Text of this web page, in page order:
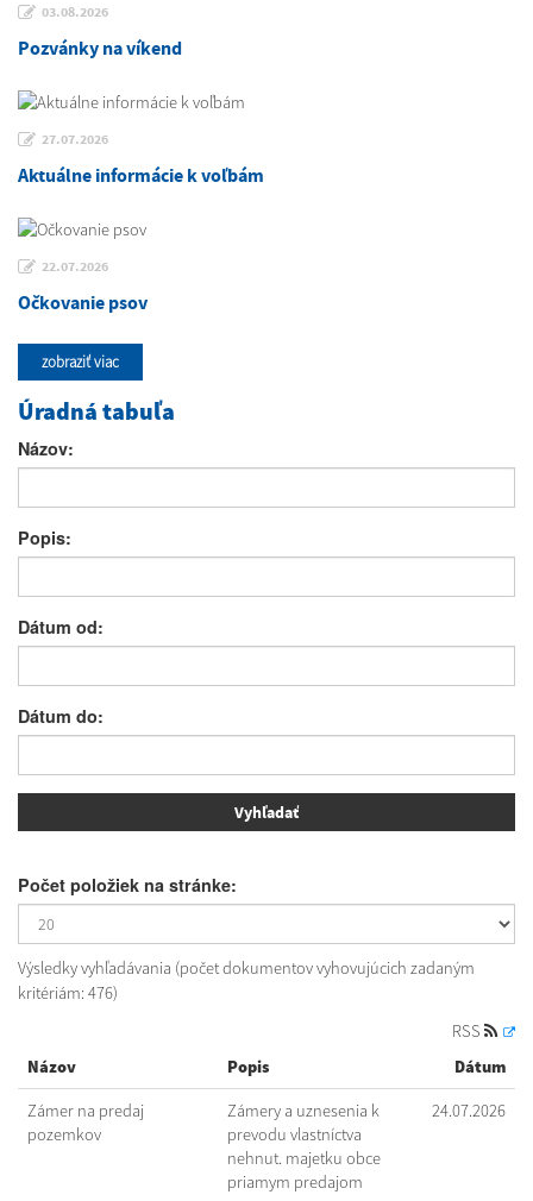
03.08.2026
Pozvánky na víkend
27.07.2026
Aktuálne informácie k voľbám
22.07.2026
Očkovanie psov
zobraziť viac
Úradná tabuľa
Názov:
Popis:
Dátum od:
Dátum do:
Počet položiek na stránke:
Výsledky vyhľadávania (počet dokumentov vyhovujúcich zadaným
kritériám: 476)
RSS
Názov
Popis Dátum
Zámer na predaj
pozemkov
Zámery a uznesenia k
prevodu vlastníctva
nehnut. majetku obce
priamym predajom
24.07.2026